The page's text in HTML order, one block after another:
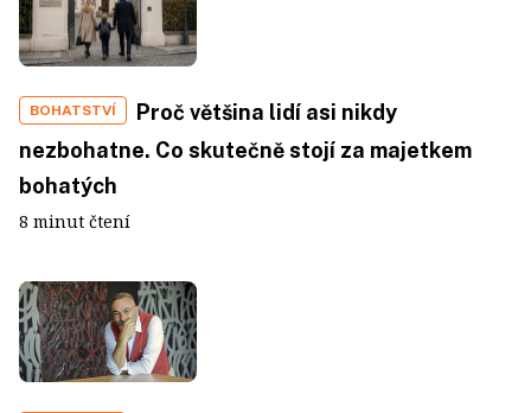
BOHATSTVÍ
Proč většina lidí asi nikdy
nezbohatne. Co skutečně stojí za majetkem
bohatých
8 minut čtení